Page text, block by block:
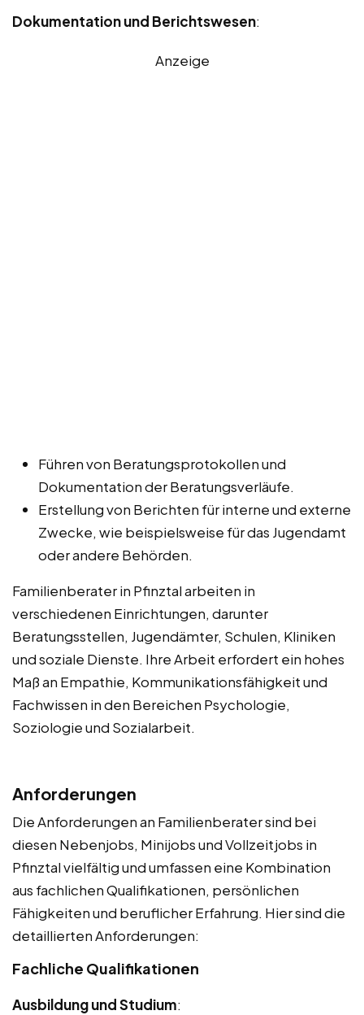
Dokumentation und Berichtswesen:
Anzeige
Führen von Beratungsprotokollen und
Dokumentation der Beratungsverläufe.
Erstellung von Berichten für interne und externe
Zwecke, wie beispielsweise für das Jugendamt
oder andere Behörden.
Familienberater in Pfinztal arbeiten in
verschiedenen Einrichtungen, darunter
Beratungsstellen, Jugendämter, Schulen, Kliniken
und soziale Dienste. Ihre Arbeit erfordert ein hohes
Maß an Empathie, Kommunikationsfähigkeit und
Fachwissen in den Bereichen Psychologie,
Soziologie und Sozialarbeit.
Anforderungen
Die Anforderungen an Familienberater sind bei
diesen Nebenjobs, Minijobs und Vollzeitjobs in
Pfinztal vielfältig und umfassen eine Kombination
aus fachlichen Qualifikationen, persönlichen
Fähigkeiten und beruflicher Erfahrung. Hier sind die
detaillierten Anforderungen:
Fachliche Qualifikationen
Ausbildung und Studium: